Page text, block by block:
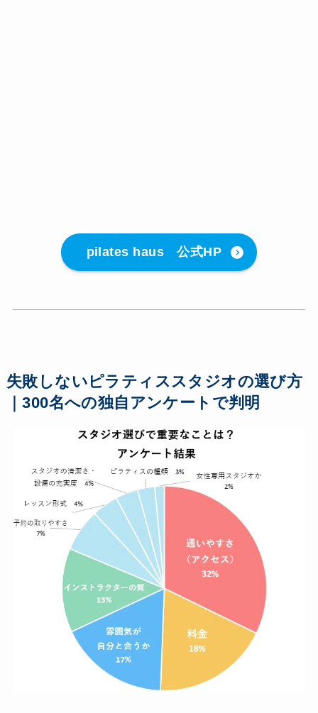
pilates haus 公式HP
失敗しないピラティススタジオの選び方
｜300名への独自アンケートで判明